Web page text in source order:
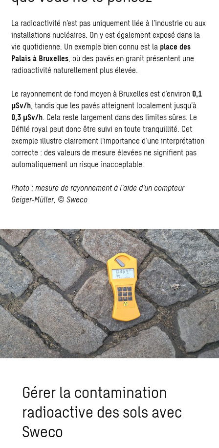
La radioactivité n’est pas uniquement liée à l’industrie ou aux
installations nucléaires. On y est également exposé dans la
vie quotidienne. Un exemple bien connu est la place des
Palais à Bruxelles, où des pavés en granit présentent une
radioactivité naturellement plus élevée.
Le rayonnement de fond moyen à Bruxelles est d’environ 0,1
µSv/h, tandis que les pavés atteignent localement jusqu’à
0,3 µSv/h. Cela reste largement dans des limites sûres. Le
Défilé royal peut donc être suivi en toute tranquillité. Cet
exemple illustre clairement l’importance d’une interprétation
correcte : des valeurs de mesure élevées ne signifient pas
automatiquement un risque inacceptable.
Photo : mesure de rayonnement à l’aide d’un compteur
Geiger‑Müller, © Sweco
Gérer la contamination
radioactive des sols avec
Sweco